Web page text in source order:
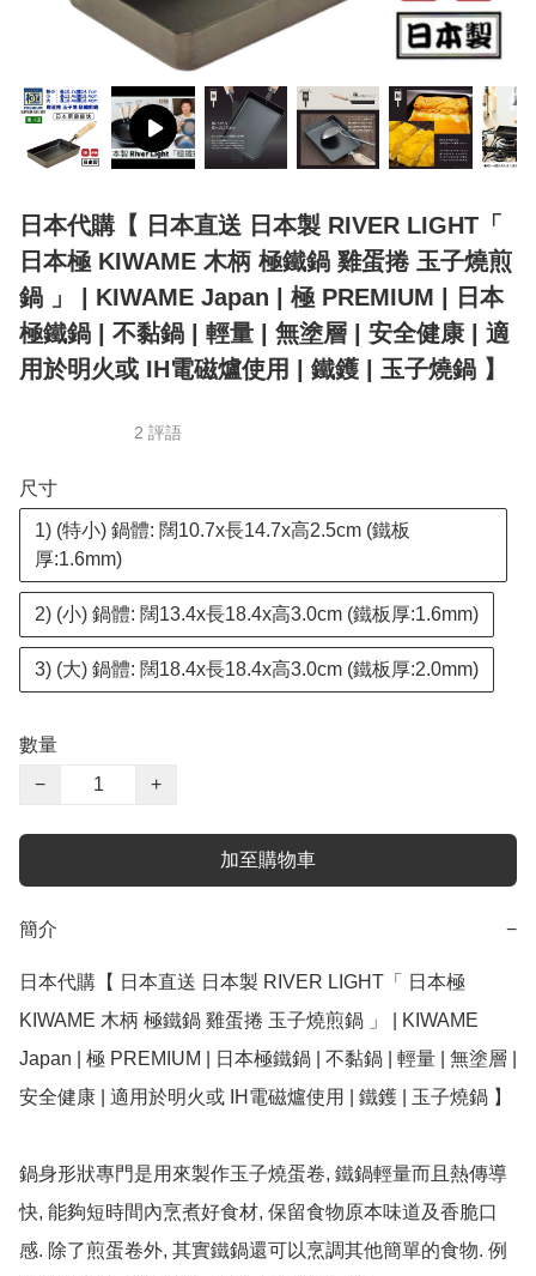
日本代購【 日本直送 日本製 RIVER LIGHT「
日本極 KIWAME 木柄 極鐵鍋 雞蛋捲 玉子燒煎
鍋 」 | KIWAME Japan | 極 PREMIUM | 日本
極鐵鍋 | 不黏鍋 | 輕量 | 無塗層 | 安全健康 | 適
用於明火或 IH電磁爐使用 | 鐵鑊 | 玉子燒鍋 】
2 評語
尺寸
1) (特小) 鍋體: 闊10.7x長14.7x高2.5cm (鐵板
厚:1.6mm)
2) (小) 鍋體: 闊13.4x長18.4x高3.0cm (鐵板厚:1.6mm)
3) (大) 鍋體: 闊18.4x長18.4x高3.0cm (鐵板厚:2.0mm)
數量
−
+
加至購物車
簡介 −
日本代購【 日本直送 日本製 RIVER LIGHT「 日本極
KIWAME 木柄 極鐵鍋 雞蛋捲 玉子燒煎鍋 」 | KIWAME
Japan | 極 PREMIUM | 日本極鐵鍋 | 不黏鍋 | 輕量 | 無塗層 |
安全健康 | 適用於明火或 IH電磁爐使用 | 鐵鑊 | 玉子燒鍋 】
鍋身形狀專門是用來製作玉子燒蛋卷, 鐵鍋輕量而且熱傳導
快, 能夠短時間內烹煮好食材, 保留食物原本味道及香脆口
感. 除了煎蛋卷外, 其實鐵鍋還可以烹調其他簡單的食物. 例